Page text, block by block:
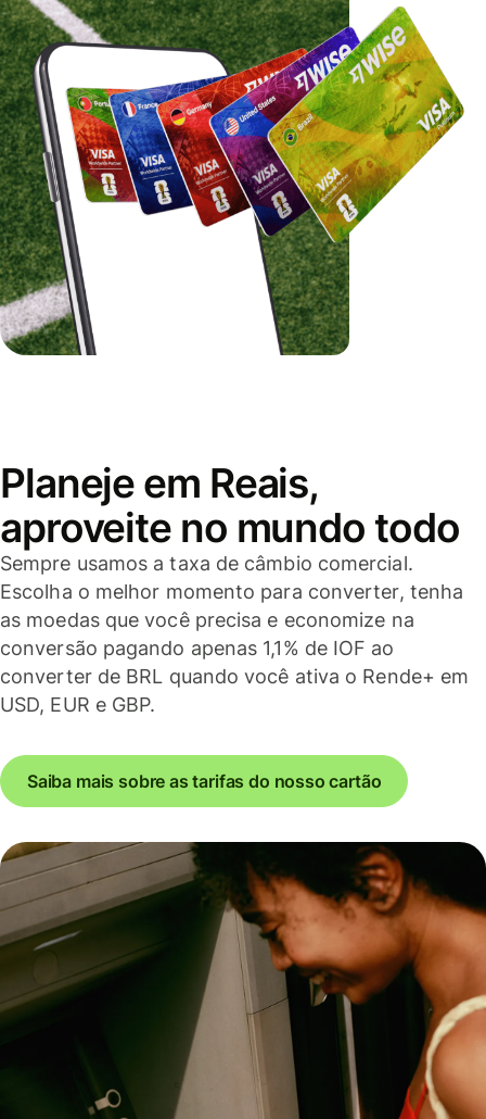
Planeje em Reais,
aproveite no mundo todo
Sempre usamos a taxa de câmbio comercial.
Escolha o melhor momento para converter, tenha
as moedas que você precisa e economize na
conversão pagando apenas 1,1% de IOF ao
converter de BRL quando você ativa o Rende+ em
USD, EUR e GBP.
Saiba mais sobre as tarifas do nosso cartão